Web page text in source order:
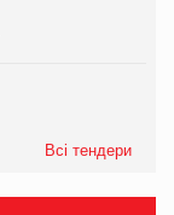
Всі тендери